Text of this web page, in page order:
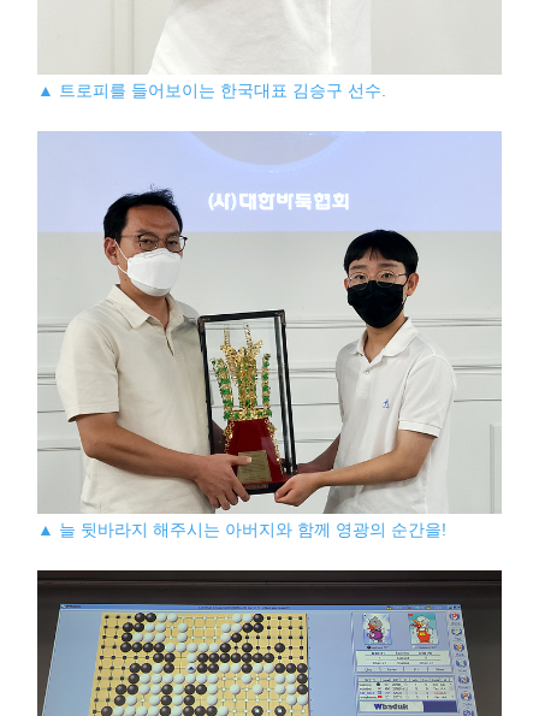
▲ 트로피를 들어보이는 한국대표 김승구 선수.
▲ 늘 뒷바라지 해주시는 아버지와 함께 영광의 순간을!